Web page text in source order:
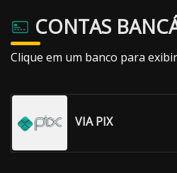
CONTAS
Clique em um banco para
VIA PIX